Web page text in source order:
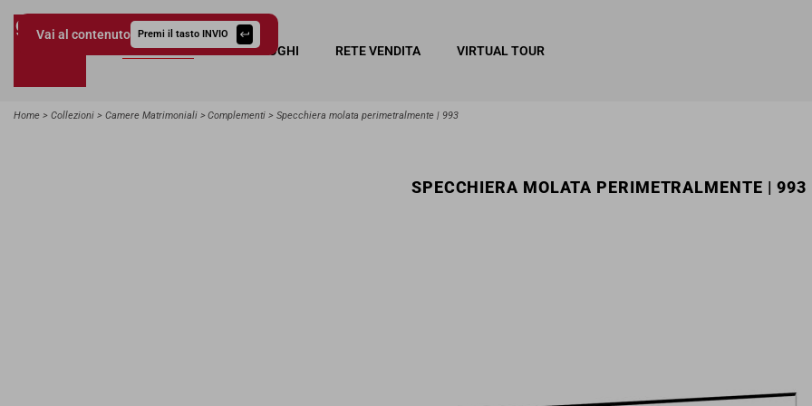
Vai al contenuto Premi il tasto INVIO
COLLEZIONI CATALOGHI RETE VENDITA VIRTUAL TOUR
Home Collezioni Camere Matrimoniali Complementi Specchiera molata perimetralmente | 993
SPECCHIERA MOLATA PERIMETRALMENTE | 993